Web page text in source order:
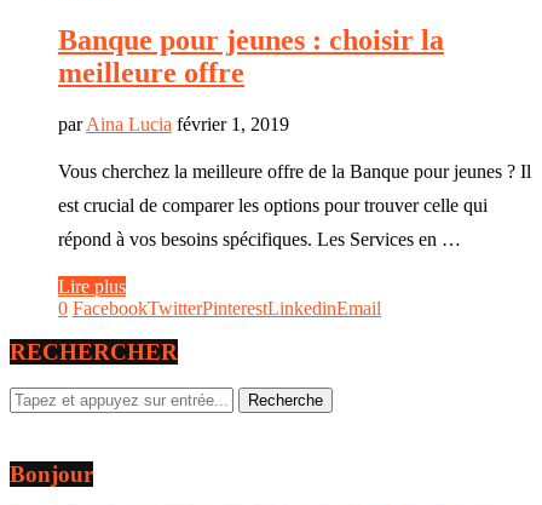
Banque pour jeunes : choisir la
meilleure offre
parAina Lucia février 1, 2019
Vous cherchez la meilleure offre de la Banque pour jeunes ? Il
est crucial de comparer les options pour trouver celle qui
répond à vos besoins spécifiques. Les Services en …
Lire plus
0 FacebookTwitterPinterestLinkedinEmail
RECHERCHER
Bonjour